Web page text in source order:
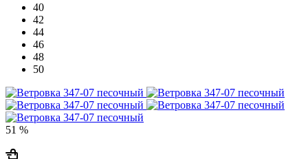
40
42
44
46
48
50
51 %